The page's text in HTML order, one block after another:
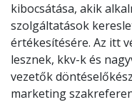
kibocsátása, akik
szolgáltatások
értékesítésére. Az itt
lesznek, kkv-k és
vezetők
marketing